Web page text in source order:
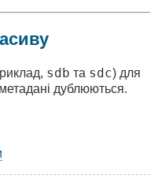
sdb та sdc) для
дублюються.